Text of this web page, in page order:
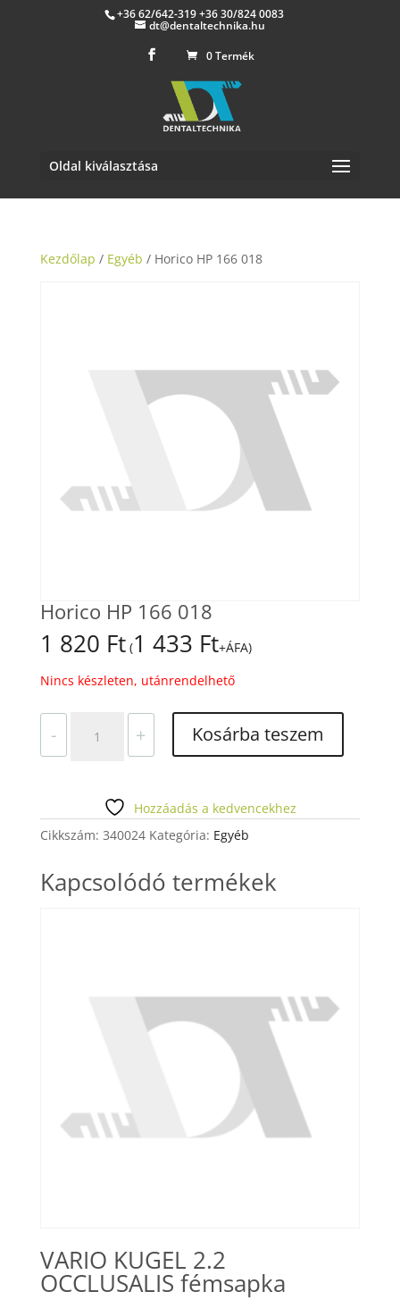
+36 62/642-319 +36 30/824 0083
dt@dentaltechnika.hu
0 Termék
Oldal kiválasztása
Kezdőlap / Egyéb / Horico HP 166 018
Horico HP 166 018
1 820 Ft (1 433 Ft+ÁFA)
Nincs készleten, utánrendelhető
-
mennyiség
+ Kosárba teszem
Hozzáadás a kedvencekhez
Cikkszám: 340024 Kategória: Egyéb
Kapcsolódó termékek
VARIO KUGEL 2.2
OCCLUSALIS fémsapka